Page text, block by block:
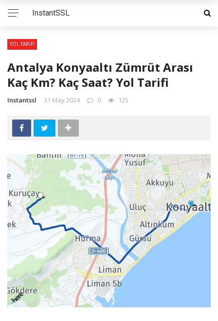
InstantSSL
YOL TARIFI
Antalya Konyaaltı Zümrüt Arası
Kaç Km? Kaç Saat? Yol Tarifi
Instantssl 31 May 2024 0 125